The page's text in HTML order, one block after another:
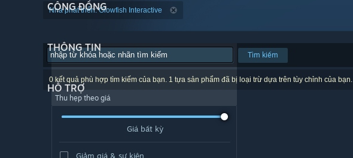
CỘNG ĐỒNG
THÔNG TIN
HỖ TRỢ
Nhà phát triển: Glowfish Interactive
Tìm kiếm
0 kết quả phù hợp tìm kiếm của bạn. 1 tựa sản phẩm đã bị loại trừ dựa trên tùy chỉnh của bạn.
Thu hẹp theo giá
Giá bất kỳ
Giảm giá & sự kiện